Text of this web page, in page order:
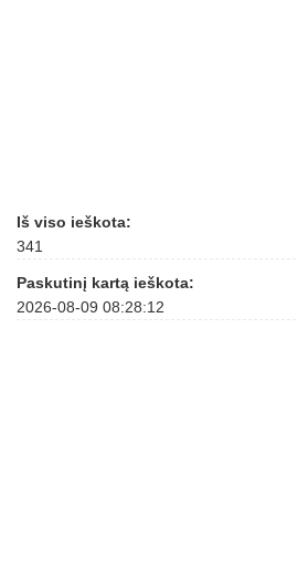
Iš viso ieškota:
341
Paskutinį kartą ieškota:
2026-08-09 08:28:12